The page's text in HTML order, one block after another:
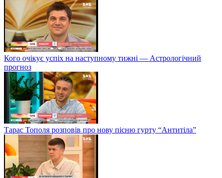
Кого очікує успіх на наступному тижні — Астрологічний
прогноз
Тарас Тополя розповів про нову пісню гурту “Антитіла”